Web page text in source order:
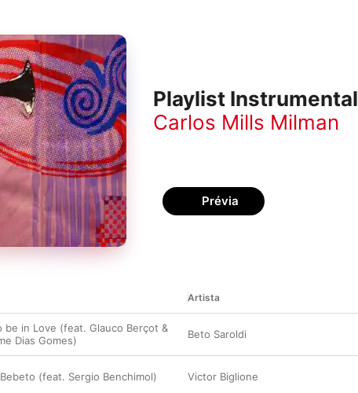
Playlist Instrumental
Carlos Mills Milman
Prévia
Artista
be in Love (feat. Glauco Berçot &
Dias Gomes)
Beto Saroldi
(feat. Sergio Benchimol) Victor Biglione